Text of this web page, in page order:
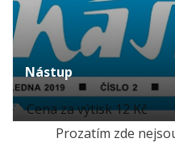
Nástup
Cena za výtisk 12 Kč
Prozatím zde